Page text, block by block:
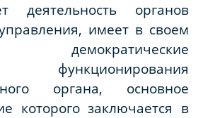
деятельность органов
имеет в своем
демократические
органа, основное
которого заключается в